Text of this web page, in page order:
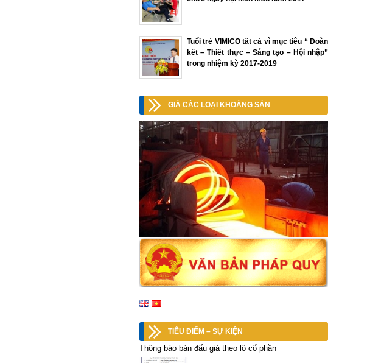
Tuổi trẻ VIMICO tất cả vì mục tiêu “ Đoàn
kết – Thiết thực – Sáng tạo – Hội nhập”
trong nhiệm kỳ 2017-2019
GIÁ CÁC LOẠI KHOÁNG SẢN
TIÊU ĐIỂM – SỰ KIỆN
Thông báo bán đấu giá theo lô cổ phần